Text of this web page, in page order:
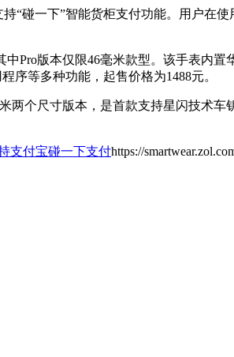
“碰一下”智能货柜支付功能。用户在
Pro版本仅限46毫米款型。该手表内
序等多种功能，起售价格为1488元。
两个尺寸版本，是首款支持星闪技术
支付宝碰一下支付https://